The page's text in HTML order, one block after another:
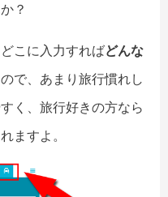
？
こに入力すればどんな
で、あまり旅行慣れし
く、旅行好きの方なら
ますよ。